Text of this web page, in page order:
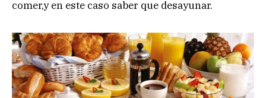
comer,y en este caso saber que desayunar.